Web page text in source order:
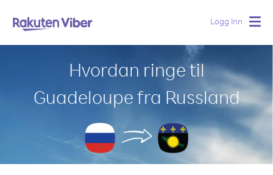
Logg Inn
Hvordan ringe til
Guadeloupe fra Russland